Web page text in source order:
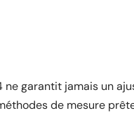
garantit jamais un
de mesure